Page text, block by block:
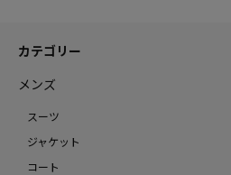
カテゴリー
メンズ
スーツ
ジャケット
コート